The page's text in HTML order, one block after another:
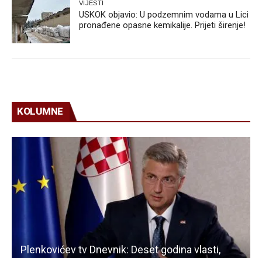
VIJESTI
USKOK objavio: U podzemnim vodama u Lici
pronađene opasne kemikalije. Prijeti širenje!
KOLUMNE
Plenkovićev tv Dnevnik: Deset godina vlasti,